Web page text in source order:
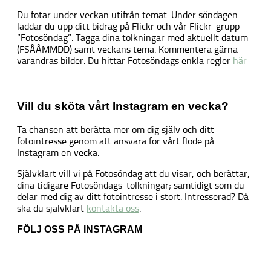
Du fotar under veckan utifrån temat. Under söndagen
laddar du upp ditt bidrag på Flickr och vår Flickr-grupp
”Fotosöndag”. Tagga dina tolkningar med aktuellt datum
(FSÅÅMMDD) samt veckans tema. Kommentera gärna
varandras bilder. Du hittar Fotosöndags enkla regler här
Vill du sköta vårt Instagram en vecka?
Ta chansen att berätta mer om dig själv och ditt
fotointresse genom att ansvara för vårt flöde på
Instagram en vecka.
Självklart vill vi på Fotosöndag att du visar, och berättar,
dina tidigare Fotosöndags-tolkningar; samtidigt som du
delar med dig av ditt fotointresse i stort. Intresserad? Då
ska du självklart kontakta oss.
FÖLJ OSS PÅ INSTAGRAM